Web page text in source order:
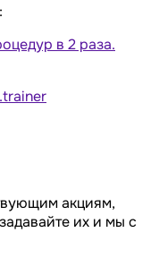
в 2 раза.
акциям,
их и мы с